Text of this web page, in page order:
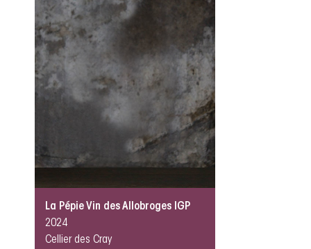
La Pépie Vin des Allobroges IGP
2024
Cellier des Cray